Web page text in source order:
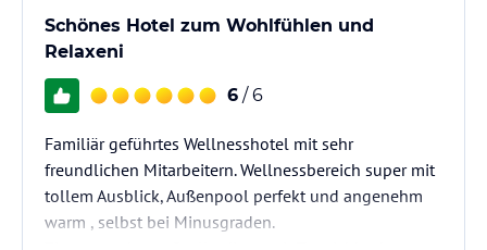
Schönes Hotel zum Wohlfühlen und
Relaxeni
6 / 6
Familiär geführtes Wellnesshotel mit sehr
freundlichen Mitarbeitern. Wellnessbereich super mit
tollem Ausblick, Außenpool perfekt und angenehm
warm , selbst bei Minusgraden.